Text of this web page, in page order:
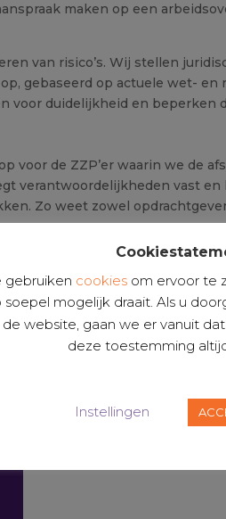
maken op een
van risico’s. Wij stellen
gebaseerd op actuele wet- en
voor duidelijkheid en beperken
voor de ZZP’er waarin we de
verantwoordelijkheden vast en
Zo weet zowel
duidelijke communicatie
voor samenwerking met
op
4 /
hmp@hmp.nl
gebruiken cookies om ervoor te
soepel mogelijk draait. Als u
de website, gaan we er vanuit
deze toestemming
Instellingen